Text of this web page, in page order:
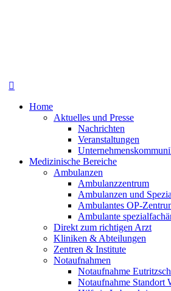
Home
Aktuelles und Presse
Nachrichten
Veranstaltungen
Medizinische Bereiche
Ambulanzen
Ambulanzzentrum
Ambulanzen und
Ambulantes OP-
Ambulante
Direkt zum richtigen Arzt
Kliniken & Abteilungen
Zentren & Institute
Notaufnahmen
Notaufnahme Eutritzsch
Notaufnahme Standort